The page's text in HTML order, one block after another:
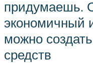
придумаешь.
экономичный
можно
средств